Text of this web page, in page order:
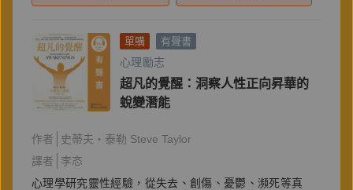
單購 有聲書
心理勵志
超凡的覺醒：洞察人性正向昇華的
蛻變潛能
作者
史蒂夫・泰勒 Steve Taylor
譯者
李忞
心理學研究靈性經驗，從失去、創傷、憂鬱、瀕死等真